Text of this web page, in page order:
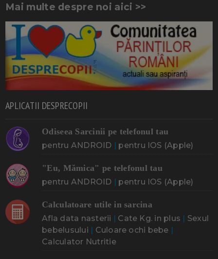
Mai multe despre noi aici >>
APLICATII DESPRECOPII
Odiseea Sarcinii pe telefonul tau
pentru ANDROID | pentru IOS (Apple)
"Eu, Mămica" pe telefonul tau
pentru ANDROID | pentru IOS (Apple)
Calculatoare utile in sarcina
Afla data nasterii | Cate Kg. in plus | Sexul
bebelusului | Culoare ochi bebe |
Calculator Nutritie